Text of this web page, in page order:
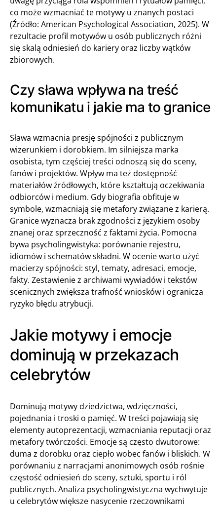
co może wzmacniać te motywy u znanych postaci
(Źródło: American Psychological Association, 2025). W
rezultacie profil motywów u osób publicznych różni
się skalą odniesień do kariery oraz liczby wątków
zbiorowych.
Czy sława wpływa na treść
komunikatu i jakie ma to granice
Sława wzmacnia presję spójności z publicznym
wizerunkiem i dorobkiem. Im silniejsza marka
osobista, tym częściej treści odnoszą się do sceny,
fanów i projektów. Wpływ ma też dostępność
materiałów źródłowych, które kształtują oczekiwania
odbiorców i medium. Gdy biografia obfituje w
symbole, wzmacniają się metafory związane z karierą.
Granice wyznacza brak zgodności z językiem osoby
znanej oraz sprzeczność z faktami życia. Pomocna
bywa psycholingwistyka: porównanie rejestru,
idiomów i schematów składni. W ocenie warto użyć
macierzy spójności: styl, tematy, adresaci, emocje,
fakty. Zestawienie z archiwami wywiadów i tekstów
scenicznych zwiększa trafność wniosków i ogranicza
ryzyko błędu atrybucji.
Jakie motywy i emocje
dominują w przekazach
celebrytów
Dominują motywy dziedzictwa, wdzięczności,
pojednania i troski o pamięć. W treści pojawiają się
elementy autoprezentacji, wzmacniania reputacji oraz
metafory twórczości. Emocje są często dwutorowe:
duma z dorobku oraz ciepło wobec fanów i bliskich. W
porównaniu z narracjami anonimowych osób rośnie
częstość odniesień do sceny, sztuki, sportu i ról
publicznych. Analiza psycholingwistyczna wychwytuje
u celebrytów większe nasycenie rzeczownikami